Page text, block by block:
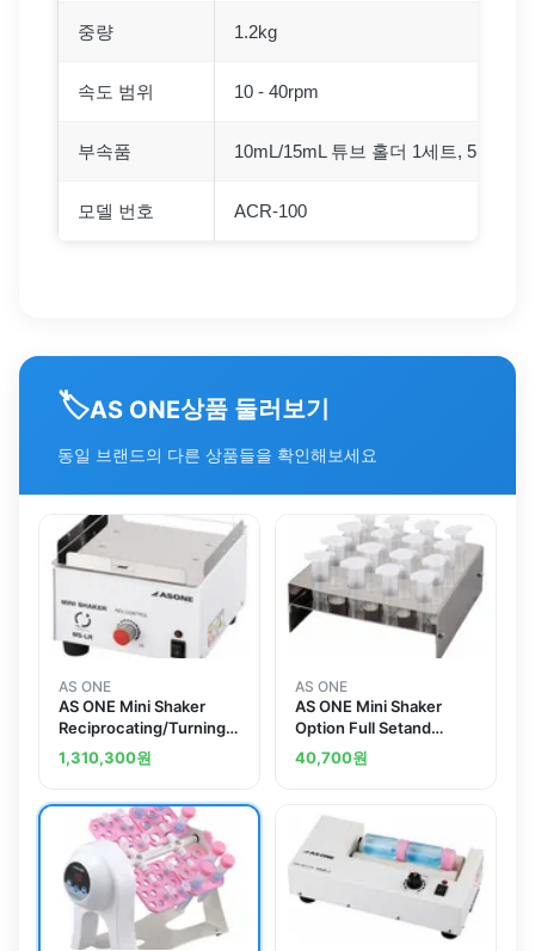
중량 1.2kg
속도 범위 10 - 40rpm
부속품 10mL/15mL 튜브 홀더 1세트, 5mL/
모델 번호 ACR-100
🏷️AS ONE상품 둘러보기
동일 브랜드의 다른 상품들을 확인해보세요
AS ONE
AS ONE Mini Shaker
Reciprocating/Turningand
others
1,310,300원
AS ONE
AS ONE Mini Shaker
Option Full Setand
others
40,700원